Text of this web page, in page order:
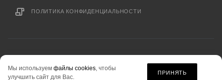
ПОЛИТИКА КОНФИДЕНЦИАЛЬНОСТИ
информация на сайте «kromschroder-rus.ru» не является публичной офертой.
Мы используем файлы cookies, чтобы
улучшить сайт для Вас.
ПРИНЯТЬ